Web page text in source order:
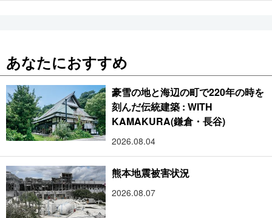
あなたにおすすめ
豪雪の地と海辺の町で220年の時を
刻んだ伝統建築 : WITH
KAMAKURA(鎌倉・長谷)
2026.08.04
熊本地震被害状況
2026.08.07